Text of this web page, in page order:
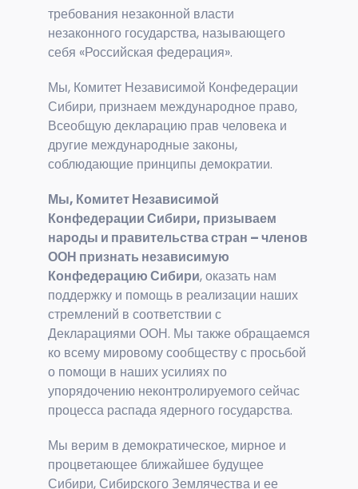
требования незаконной власти
незаконного государства, называющего
себя «Российская федерация».
Мы, Комитет Независимой Конфедерации
Сибири, признаем международное право,
Всеобщую декларацию прав человека и
другие международные законы,
соблюдающие принципы демократии.
Мы, Комитет Независимой
Конфедерации Сибири, призываем
народы и правительства стран – членов
ООН признать независимую
Конфедерацию Сибири, оказать нам
поддержку и помощь в реализации наших
стремлений в соответствии с
Декларациями ООН. Мы также обращаемся
ко всему мировому сообществу с просьбой
о помощи в наших усилиях по
упорядочению неконтролируемого сейчас
процесса распада ядерного государства.
Мы верим в демократическое, мирное и
процветающее ближайшее будущее
Сибири, Сибирского Землячества и ее